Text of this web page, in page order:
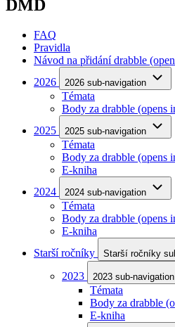
DMD
FAQ
Pravidla
Návod na přidání drabble
2026
2026 sub-navigation
Témata
Body za drabble (opens
2025
2025 sub-navigation
Témata
Body za drabble (opens
E-kniha
2024
2024 sub-navigation
Témata
Body za drabble (opens
E-kniha
Starší ročníky
Starší ročníky
2023 2023 sub-navigation
Témata
Body za drabble
E-kniha